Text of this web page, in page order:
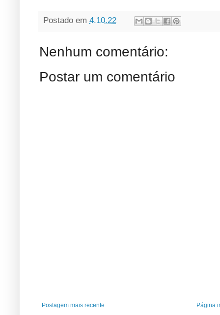
Postado em 4.10.22
Nenhum comentário:
Postar um comentário
Postagem mais recente Página